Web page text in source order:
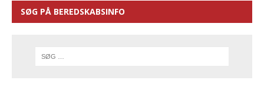
SØG PÅ BEREDSKABSINFO